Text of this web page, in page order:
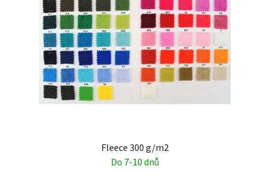
Fleece 300 g/m2
Do 7-10 dnů